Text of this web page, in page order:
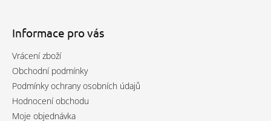
Informace pro vás
Vrácení zboží
Obchodní podmínky
Podmínky ochrany osobních údajů
Hodnocení obchodu
Moje objednávka